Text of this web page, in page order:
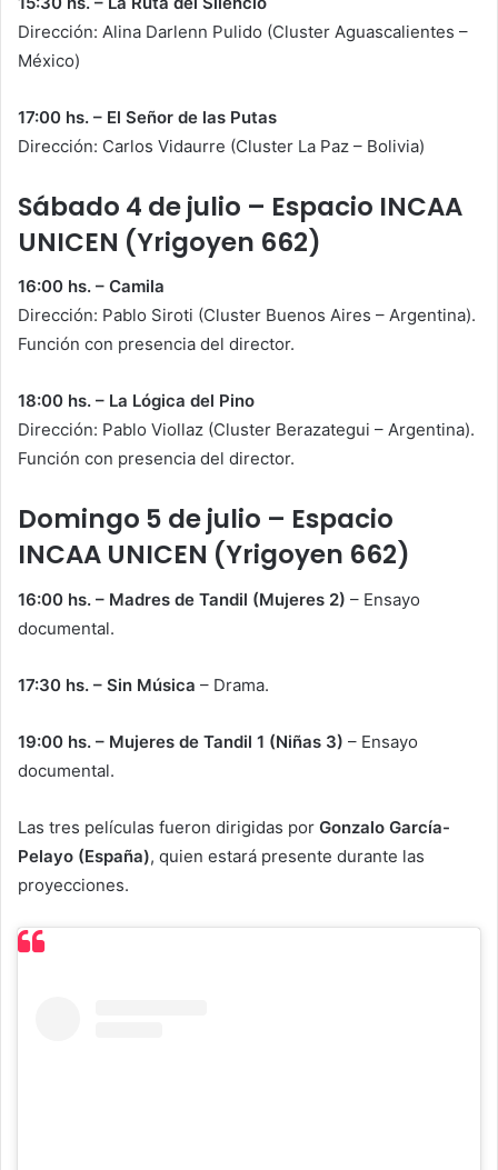
Dirección: Alina Darlenn Pulido (Cluster Aguascalientes –
México)
17:00 hs. – El Señor de las Putas
Dirección: Carlos Vidaurre (Cluster La Paz – Bolivia)
Sábado 4 de julio – Espacio INCAA
UNICEN (Yrigoyen 662)
16:00 hs. – Camila
Dirección: Pablo Siroti (Cluster Buenos Aires – Argentina).
Función con presencia del director.
18:00 hs. – La Lógica del Pino
Dirección: Pablo Viollaz (Cluster Berazategui – Argentina).
Función con presencia del director.
Domingo 5 de julio – Espacio
INCAA UNICEN (Yrigoyen 662)
16:00 hs. – Madres de Tandil (Mujeres 2) – Ensayo
documental.
17:30 hs. – Sin Música – Drama.
19:00 hs. – Mujeres de Tandil 1 (Niñas 3) – Ensayo
documental.
Las tres películas fueron dirigidas por Gonzalo García-
Pelayo (España), quien estará presente durante las
proyecciones.